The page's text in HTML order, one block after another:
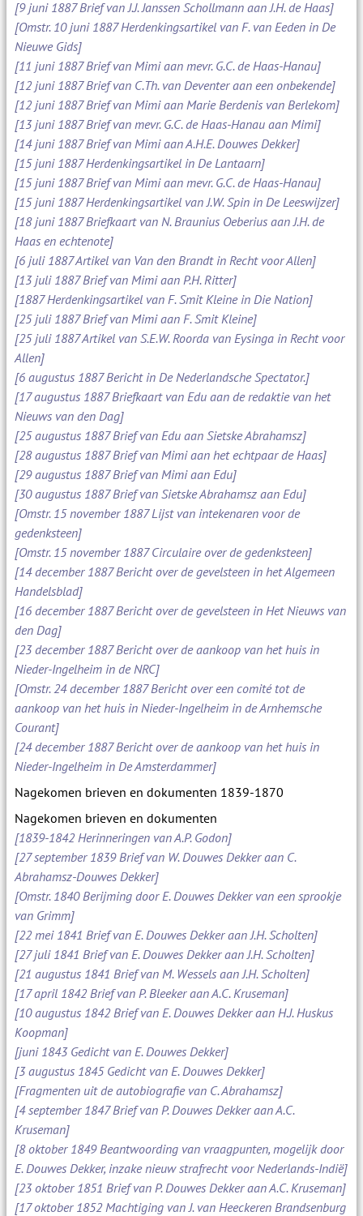
[9 juni 1887 Brief van J.J. Janssen Schollmann aan J.H. de Haas]
[Omstr. 10 juni 1887 Herdenkingsartikel van F. van Eeden in De
Nieuwe Gids]
[11 juni 1887 Brief van Mimi aan mevr. G.C. de Haas-Hanau]
[12 juni 1887 Brief van C.Th. van Deventer aan een onbekende]
[12 juni 1887 Brief van Mimi aan Marie Berdenis van Berlekom]
[13 juni 1887 Brief van mevr. G.C. de Haas-Hanau aan Mimi]
[14 juni 1887 Brief van Mimi aan A.H.E. Douwes Dekker]
[15 juni 1887 Herdenkingsartikel in De Lantaarn]
[15 juni 1887 Brief van Mimi aan mevr. G.C. de Haas-Hanau]
[15 juni 1887 Herdenkingsartikel van J.W. Spin in De Leeswijzer]
[18 juni 1887 Briefkaart van N. Braunius Oeberius aan J.H. de
Haas en echtenote]
[6 juli 1887 Artikel van Van den Brandt in Recht voor Allen]
[13 juli 1887 Brief van Mimi aan P.H. Ritter]
[1887 Herdenkingsartikel van F. Smit Kleine in Die Nation]
[25 juli 1887 Brief van Mimi aan F. Smit Kleine]
[25 juli 1887 Artikel van S.E.W. Roorda van Eysinga in Recht voor
Allen]
[6 augustus 1887 Bericht in De Nederlandsche Spectator.]
[17 augustus 1887 Briefkaart van Edu aan de redaktie van het
Nieuws van den Dag]
[25 augustus 1887 Brief van Edu aan Sietske Abrahamsz]
[28 augustus 1887 Brief van Mimi aan het echtpaar de Haas]
[29 augustus 1887 Brief van Mimi aan Edu]
[30 augustus 1887 Brief van Sietske Abrahamsz aan Edu]
[Omstr. 15 november 1887 Lijst van intekenaren voor de
gedenksteen]
[Omstr. 15 november 1887 Circulaire over de gedenksteen]
[14 december 1887 Bericht over de gevelsteen in het Algemeen
Handelsblad]
[16 december 1887 Bericht over de gevelsteen in Het Nieuws van
den Dag]
[23 december 1887 Bericht over de aankoop van het huis in
Nieder-Ingelheim in de NRC]
[Omstr. 24 december 1887 Bericht over een comité tot de
aankoop van het huis in Nieder-Ingelheim in de Arnhemsche
Courant]
[24 december 1887 Bericht over de aankoop van het huis in
Nieder-Ingelheim in De Amsterdammer]
Nagekomen brieven en dokumenten 1839-1870
Nagekomen brieven en dokumenten
[1839-1842 Herinneringen van A.P. Godon]
[27 september 1839 Brief van W. Douwes Dekker aan C.
Abrahamsz-Douwes Dekker]
[Omstr. 1840 Berijming door E. Douwes Dekker van een sprookje
van Grimm]
[22 mei 1841 Brief van E. Douwes Dekker aan J.H. Scholten]
[27 juli 1841 Brief van E. Douwes Dekker aan J.H. Scholten]
[21 augustus 1841 Brief van M. Wessels aan J.H. Scholten]
[17 april 1842 Brief van P. Bleeker aan A.C. Kruseman]
[10 augustus 1842 Brief van E. Douwes Dekker aan H.J. Huskus
Koopman]
[juni 1843 Gedicht van E. Douwes Dekker]
[3 augustus 1845 Gedicht van E. Douwes Dekker]
[Fragmenten uit de autobiografie van C. Abrahamsz]
[4 september 1847 Brief van P. Douwes Dekker aan A.C.
Kruseman]
[8 oktober 1849 Beantwoording van vraagpunten, mogelijk door
E. Douwes Dekker, inzake nieuw strafrecht voor Nederlands-Indië]
[23 oktober 1851 Brief van P. Douwes Dekker aan A.C. Kruseman]
[17 oktober 1852 Machtiging van J. van Heeckeren Brandsenburg